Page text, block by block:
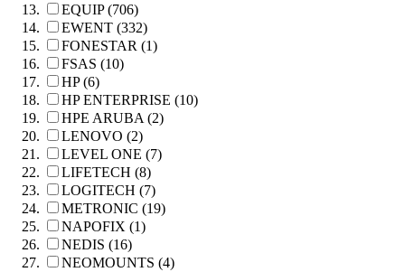
EQUIP (706)
EWENT (332)
FONESTAR (1)
FSAS (10)
HP (6)
HP ENTERPRISE (10)
HPE ARUBA (2)
LENOVO (2)
LEVEL ONE (7)
LIFETECH (8)
LOGITECH (7)
METRONIC (19)
NAPOFIX (1)
NEDIS (16)
NEOMOUNTS (4)